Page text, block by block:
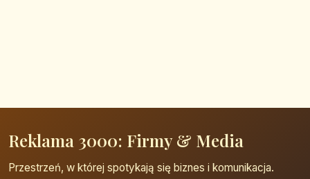
Reklama 3000: Firmy & Media
Przestrzeń, w której spotykają się biznes i komunikacja.